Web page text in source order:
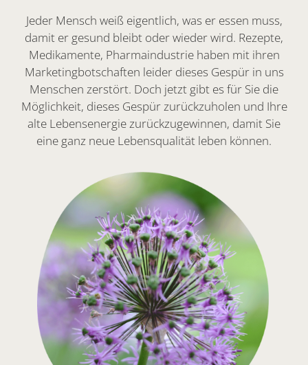
Jeder Mensch weiß eigentlich, was er essen muss,
damit er gesund bleibt oder wieder wird. Rezepte,
Medikamente, Pharmaindustrie haben mit ihren
Marketingbotschaften leider dieses Gespür in uns
Menschen zerstört. Doch jetzt gibt es für Sie die
Möglichkeit, dieses Gespür zurückzuholen und Ihre
alte Lebensenergie zurückzugewinnen, damit Sie
eine ganz neue Lebensqualität leben können.